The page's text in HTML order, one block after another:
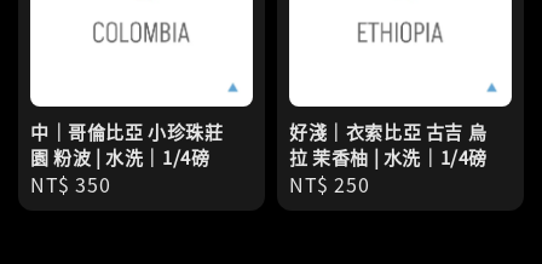
中｜哥倫比亞 小珍珠莊
園 粉波 | 水洗｜1/4磅
Regular
price
NT$ 350
好淺｜衣索比亞 古吉 烏
拉 茉香柚 | 水洗｜1/4磅
Regular
price
NT$ 250